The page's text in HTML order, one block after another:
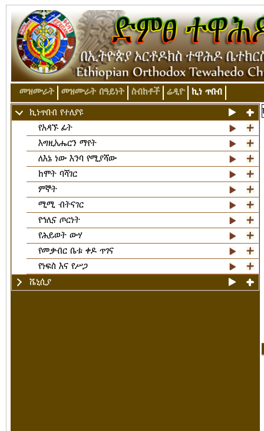
መዝሙራት መዝሙራት በዓይነት ስብከቶች ሬዲዮ
ኪነ ጥበብ
ኪነጥበብ የተለያዩ
የአዳኙ ፊት
እግዚአሔርን ማየት
ለእኔ ነው እንባ የሚያሻው
ከሞት ባሻገር
ምኞት
ሚሚ ብትናገር
የኅሊና ጦርነት
የሕይወት ውሃ
የመቃብር ቤቱ ቀዶ ጥገና
የነፍስ እና የሥጋ
ቬኒሲያ